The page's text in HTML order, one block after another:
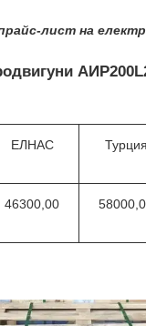
лист на
ЕЛНАС Турция
46300,00